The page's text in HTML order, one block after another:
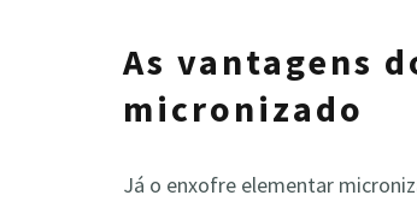
As vantagens
micronizado
Já o enxofre elementar